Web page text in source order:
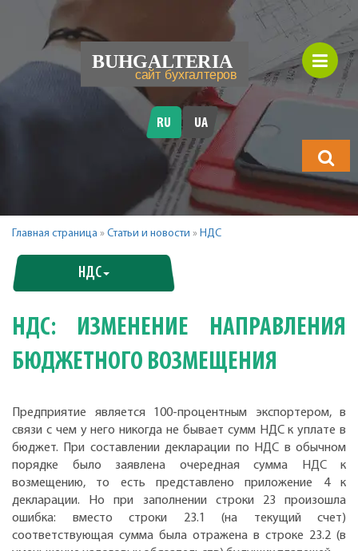
будете
искать?
RU UA
Главная страница » Статьи и новости » НДС
НДС
НДС: ИЗМЕНЕНИЕ НАПРАВЛЕНИЯ
БЮДЖЕТНОГО ВОЗМЕЩЕНИЯ
Предприятие является 100-процентным экспортером, в
связи с чем у него никогда не бывает сумм НДС к уплате в
бюджет. При составлении декларации по НДС в обычном
порядке было заявлена очередная сумма НДС к
возмещению, то есть представлено приложение 4 к
декларации. Но при заполнении строки 23 произошла
ошибка: вместо строки 23.1 (на текущий счет)
соответствующая сумма была отражена в строке 23.2 (в